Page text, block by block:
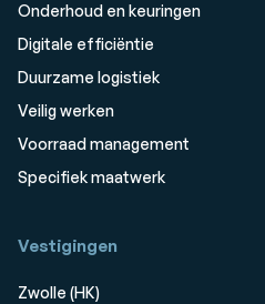
Onderhoud en keuringen
Digitale efficiëntie
Duurzame logistiek
Veilig werken
Voorraad management
Specifiek maatwerk
Vestigingen
Zwolle (HK)